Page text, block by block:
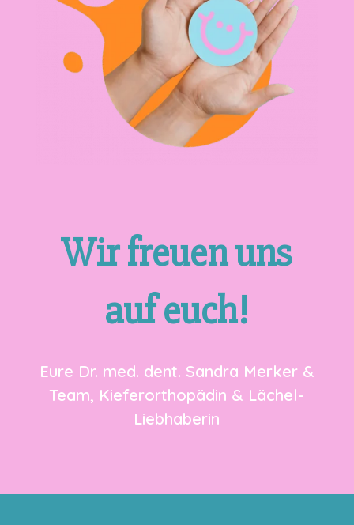
Wir freuen uns
auf euch!
Eure Dr. med. dent. Sandra Merker &
Team, Kieferorthopädin & Lächel-
Liebhaberin